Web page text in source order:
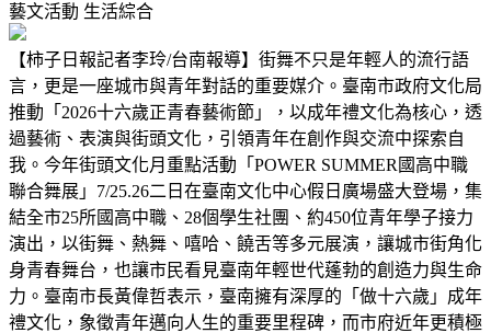
藝文活動 生活綜合
【柿子日報記者李玲/台南報導】街舞不只是年輕人的流行語
言，更是一座城市與青年對話的重要媒介。臺南市政府文化局
推動「2026十六歲正青春藝術節」，以成年禮文化為核心，透
過藝術、表演與街頭文化，引領青年在創作與交流中探索自
我。今年街頭文化月重點活動「POWER SUMMER國高中職
聯合舞展」7/25.26二日在臺南文化中心假日廣場盛大登場，集
結全市25所國高中職、28個學生社團、約450位青年學子接力
演出，以街舞、熱舞、嘻哈、饒舌等多元展演，讓城市街角化
身青春舞台，也讓市民看見臺南年輕世代蓬勃的創造力與生命
力。臺南市長黃偉哲表示，臺南擁有深厚的「做十六歲」成年
禮文化，象徵青年邁向人生的重要里程碑，而市府近年更積極